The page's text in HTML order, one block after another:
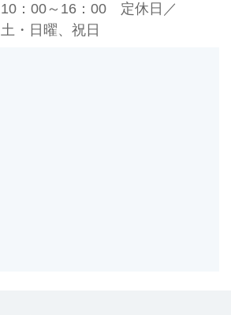
10：00～16：00 定休日／
土・日曜、祝日